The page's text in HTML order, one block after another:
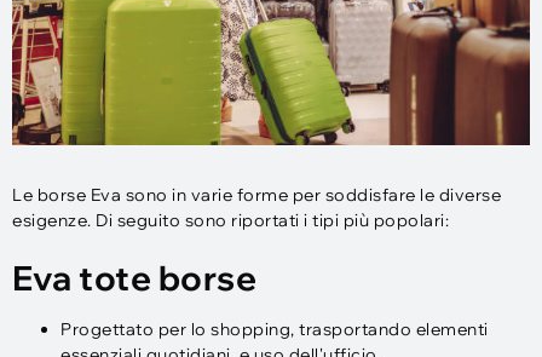
Le borse Eva sono in varie forme per soddisfare le diverse
esigenze. Di seguito sono riportati i tipi più popolari:
Eva tote borse
Progettato per lo shopping, trasportando elementi